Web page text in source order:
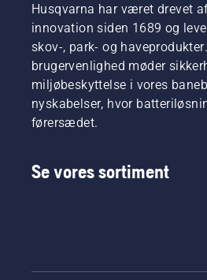
Husqvarna har været drevet
innovation siden 1689 og
skov-, park- og
brugervenlighed møder
miljøbeskyttelse i vores
nyskabelser, hvor
førersædet.
Se vores sortiment